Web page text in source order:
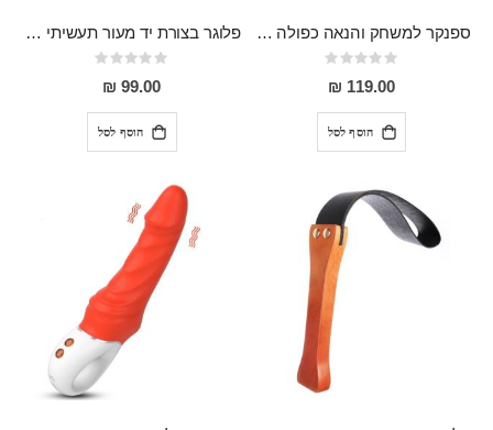
ספנקר למשחק והנאה כפולה Kelly
Rating:
0%
119.00 ₪
הוסף לסל
פלוגר בצורת יד מעור תעשיתי חזק
Rating:
0%
99.00 ₪
הוסף לסל